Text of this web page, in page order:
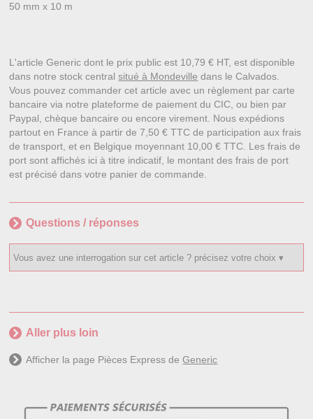
50 mm x 10 m
L'article Generic dont le prix public est 10,79 € HT, est disponible
dans notre stock centralsitué à Mondeville dans le Calvados.
Vous pouvez commander cet article avec un règlement par carte
bancaire via notre plateforme de paiement du CIC, ou bien par
Paypal, chèque bancaire ou encore virement. Nous expédions
partout en France à partir de 7,50 € TTC de participation aux frais
de transport, et en Belgique moyennant 10,00 € TTC. Les frais de
port sont affichés ici à titre indicatif, le montant des frais de port
est précisé dans votre panier de commande.
Questions / réponses
Aller plus loin
Afficher la page Pièces Express deGeneric